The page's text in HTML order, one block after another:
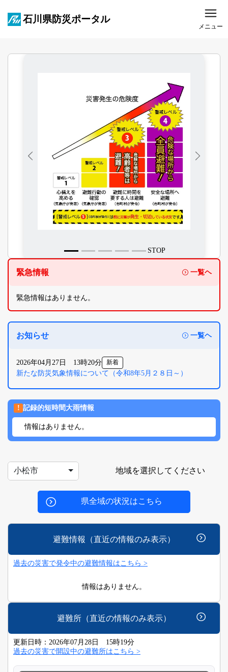
石川県防災ポータル
メニュー
STOP
緊急情報 一覧ヘ
緊急情報はありません。
お知らせ 一覧ヘ
2026年04月27日 13時20分 新着
新たな防災気象情報について（令和8年5月２８日～）
! 記録的短時間大雨情報
情報はありません。
小松市 地域を選択してください
県全域の状況はこちら
避難情報（直近の情報のみ表示）
過去の災害で発令中の避難情報はこちら >
情報はありません。
避難所（直近の情報のみ表示）
更新日時：2026年07月28日 15時19分
過去の災害で開設中の避難所はこちら >